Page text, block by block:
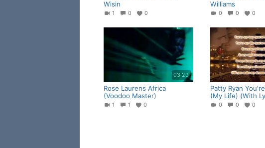
Wisin
1 0 0
Williams
0 0 0
03:29
Rose Laurens Africa
(Voodoo Master)
1 1 0
Patty Ryan
(My Life) (With
0 0 0